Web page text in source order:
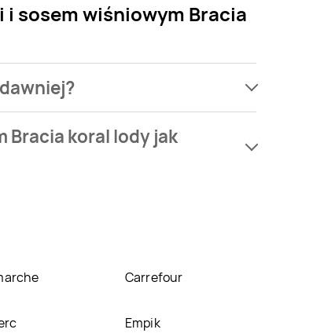
sosem wiśniowym Bracia
wiśniowym Bracia koral lody jak
Bracia koral lody jak
Carrefour
Empik